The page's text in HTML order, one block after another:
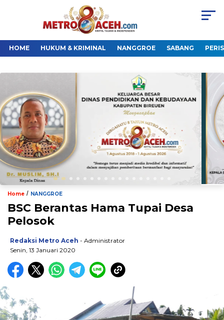
HOME HUKUM & KRIMINAL NANGGROE SABANG
Home / NANGGROE
BSC Berantas Hama Tupai Desa
Pelosok
Redaksi Metro Aceh - Administrator
Senin, 13 Januari 2020